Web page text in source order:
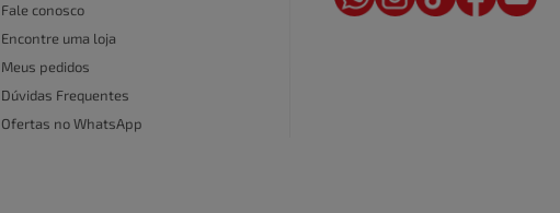
Fale conosco
Encontre uma loja
Meus pedidos
Dúvidas Frequentes
Ofertas no WhatsApp